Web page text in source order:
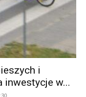
i
inwestycje w...